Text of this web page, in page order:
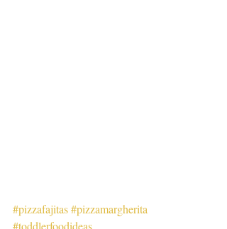
#pizzafajitas#pizzamargherita
#toddlerfoodideas